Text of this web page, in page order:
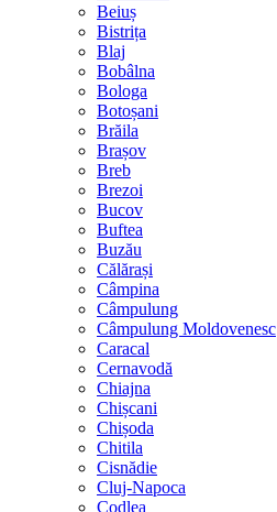
Beiuș
Bistrița
Blaj
Bobâlna
Bologa
Botoșani
Brăila
Brașov
Breb
Brezoi
Bucov
Buftea
Buzău
Călărași
Câmpina
Câmpulung
Câmpulung Moldovenesc
Caracal
Cernavodă
Chiajna
Chișcani
Chișoda
Chitila
Cisnădie
Cluj-Napoca
Codlea